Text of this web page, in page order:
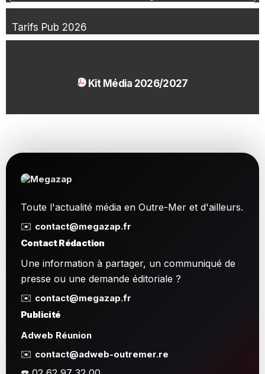
Tarifs Pub 2026
Kit Média 2026/2027
Toute l'actualité média en Outre-Mer et d'ailleurs.
✉️ contact@megazap.fr
Contact Rédaction
Une information à partager, un communiqué de
presse ou une demande éditoriale ?
✉️ contact@megazap.fr
Publicité
Adweb Réunion
✉️ contact@adweb-outremer.re